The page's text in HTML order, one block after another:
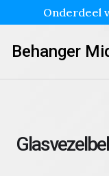
Onderdeel
Behanger